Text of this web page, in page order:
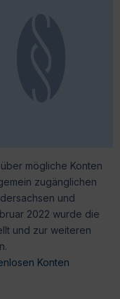
mögliche Konten
zugänglichen
und
2022 wurde die
und zur weiteren
Konten